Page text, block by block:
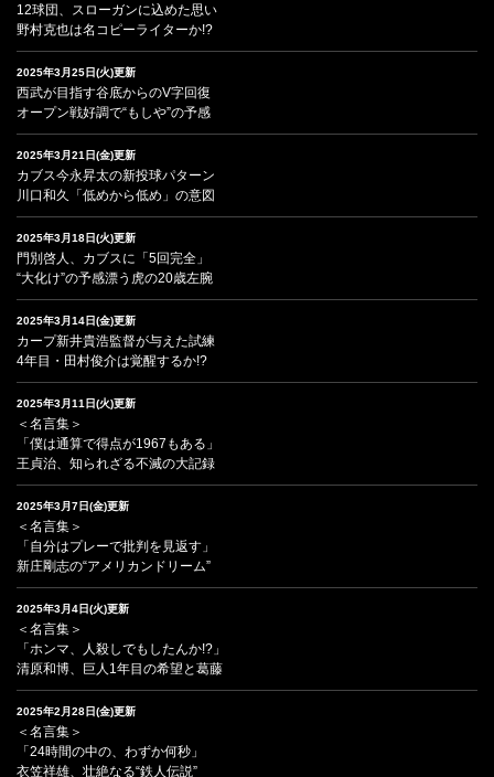
12球団、スローガンに込めた思い
野村克也は名コピーライターか!?
2025年3月25日(火)更新
西武が目指す谷底からのV字回復
オープン戦好調で“もしや”の予感
2025年3月21日(金)更新
カブス今永昇太の新投球パターン
川口和久「低めから低め」の意図
2025年3月18日(火)更新
門別啓人、カブスに「5回完全」
“大化け”の予感漂う虎の20歳左腕
2025年3月14日(金)更新
カープ新井貴浩監督が与えた試練
4年目・田村俊介は覚醒するか!?
2025年3月11日(火)更新
＜名言集＞
「僕は通算で得点が1967もある」
王貞治、知られざる不滅の大記録
2025年3月7日(金)更新
＜名言集＞
「自分はプレーで批判を見返す」
新庄剛志の“アメリカンドリーム”
2025年3月4日(火)更新
＜名言集＞
「ホンマ、人殺しでもしたんか!?」
清原和博、巨人1年目の希望と葛藤
2025年2月28日(金)更新
＜名言集＞
「24時間の中の、わずか何秒」
衣笠祥雄、壮絶なる“鉄人伝説”